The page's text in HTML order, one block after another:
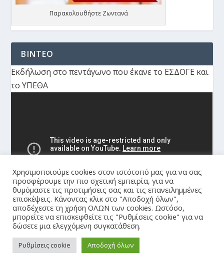
Παρακολουθήστε Ζωντανά
ΒΙΝΤΕΟ
Εκδήλωση στο πεντάγωνο που έκανε το ΕΣΔΟΓΕ και
το ΥΠΕΘΑ
Αρχειακή εκπομπή του Σαββίδη από την ΕΤ3
Χρησιμοποιούμε cookies στον ιστότοπό μας για να σας
προσφέρουμε την πιο σχετική εμπειρία, για να
θυμόμαστε τις προτιμήσεις σας και τις επανειλημμένες
επισκέψεις. Κάνοντας κλικ στο "Αποδοχή όλων",
αποδέχεστε τη χρήση ΟΛΩΝ των cookies. Ωστόσο,
μπορείτε να επισκεφθείτε τις "Ρυθμίσεις cookie" για να
δώσετε μια ελεγχόμενη συγκατάθεση.
Ρυθμίσεις cookie Αποδοχή όλων